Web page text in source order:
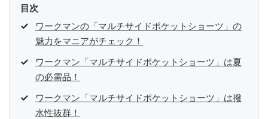
目次
ワークマンの「マルチサイドポケットショーツ」の
魅力をマニアがチェック！
ワークマン「マルチサイドポケットショーツ」は夏
の必需品！
ワークマン「マルチサイドポケットショーツ」は撥
水性抜群！